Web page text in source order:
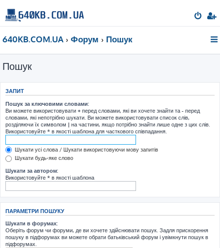
640KB.COM.UA Форум Пошук
Пошук
ЗАПИТ
Пошук за ключовими словами:
Ви можете використовувати + перед словами, які ви хочете знайти та - перед
словами, які непотрібно шукати. Ви можете використовувати список слів,
розділяючи їх символом | на частини, якщо потрібно знайти лише одне з цих слів.
Використовуйте * в якості шаблона для часткового співпадання.
Шукати усі слова / Шукати використовуючи мову запитів
Шукати будь-яке слово
Шукати за автором:
Використовуйте * в якості шаблона
ПАРАМЕТРИ ПОШУКУ
Шукати в форумах:
Оберіть форум чи форуми, де ви хочете здійснювати пошук. Задля прискорення
пошуку в підфорумах ви можете обрати батьківський форум і увімкнути пошук в
підфорумах.